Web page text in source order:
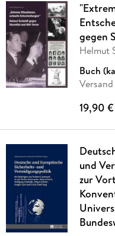
gegen
Helmut
Buch
19,90 €
und
zur